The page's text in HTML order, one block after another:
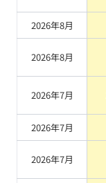
2026年8月
2026年8月
2026年7月
2026年7月
2026年7月